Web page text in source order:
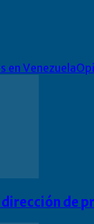
en Venezuela
de